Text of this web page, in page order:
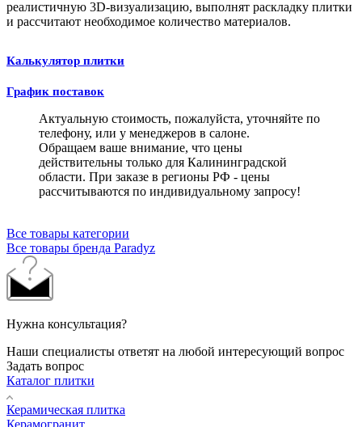
реалистичную 3D-визуализацию, выполнят раскладку плитки
и рассчитают необходимое количество материалов.
Калькулятор плитки
График поставок
Актуальную стоимость, пожалуйста, уточняйте по
телефону, или у менеджеров в салоне.
Обращаем ваше внимание, что цены
действительны только для Калининградской
области. При заказе в регионы РФ - цены
рассчитываются по индивидуальному запросу!
Все товары категории
Все товары бренда Paradyz
Нужна консультация?
Наши специалисты ответят на любой интересующий вопрос
Задать вопрос
Каталог плитки
Керамическая плитка
Керамогранит